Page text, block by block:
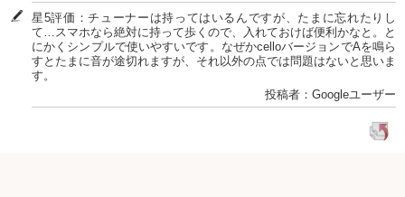
星5評価：チューナーは持ってはいるんですが、たまに忘れたりし
て…スマホなら絶対に持って歩くので、入れておけば便利かなと。と
にかくシンプルで使いやすいです。なぜかcelloバージョンでAを鳴ら
すとたまに音が途切れますが、それ以外の点では問題はないと思いま
す。
投稿者：Googleユーザー